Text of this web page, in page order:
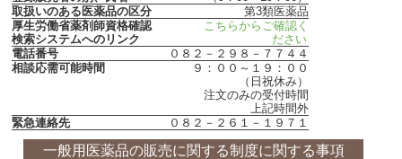
取扱いのある医薬品の区分
第3類医薬品
厚生労働省薬剤師資格確認
検索システムへのリンク
こちらからご確認く
ださい
電話番号
０８２－２９８－７７４４
相談応需可能時間
９：００～１９：００
（日祝休み）
注文のみの受付時間
上記時間外
緊急連絡先
０８２－２６１－１９７１
一般用医薬品の販売に関する制度に関する事項